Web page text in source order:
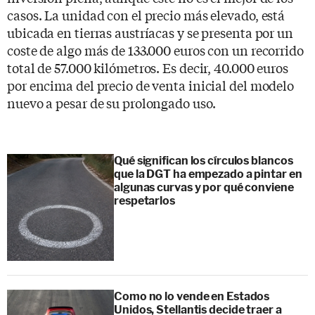
casos. La unidad con el precio más elevado, está
ubicada en tierras austríacas y se presenta por un
coste de algo más de 133.000 euros con un recorrido
total de 57.000 kilómetros. Es decir, 40.000 euros
por encima del precio de venta inicial del modelo
nuevo a pesar de su prolongado uso.
Qué significan los círculos blancos
que la DGT ha empezado a pintar en
algunas curvas y por qué conviene
respetarlos
Como no lo vende en Estados
Unidos, Stellantis decide traer a